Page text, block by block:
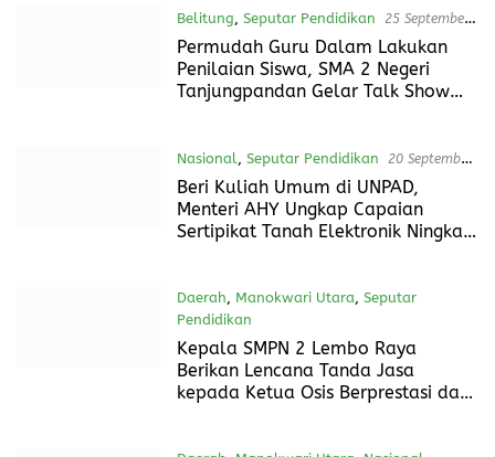
Citizen Journalism DiskominfoSP
Beltim
Nasional Seputar Pendidikan 1 Oktober
2024
Mr Kenji Temui Prof Ngabalin Bahas
Jepang
Belitung , Daerah , Seputar Pendidikan
September 2024
Diskominfo Belitung dan Perwabel
Pengemasan Konten Sosial
Belitung, Seputar Pendidikan
25 September
2024
Permudah Guru Dalam Lakukan
Penilaian Siswa, SMA 2 Negeri